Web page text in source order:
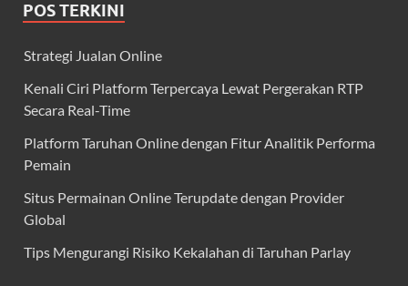
POS TERKINI
Strategi Jualan Online
Kenali Ciri Platform Terpercaya Lewat Pergerakan RTP
Secara Real-Time
Platform Taruhan Online dengan Fitur Analitik Performa
Pemain
Situs Permainan Online Terupdate dengan Provider
Global
Tips Mengurangi Risiko Kekalahan di Taruhan Parlay